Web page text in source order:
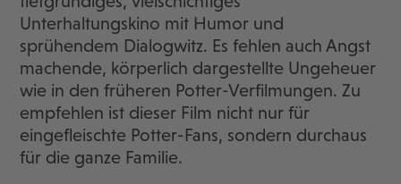
Unterhaltungskino mit Humor und
sprühendem Dialogwitz. Es fehlen auch Angst
machende, körperlich dargestellte Ungeheuer
wie in den früheren Potter-Verfilmungen. Zu
empfehlen ist dieser Film nicht nur für
eingefleischte Potter-Fans, sondern durchaus
für die ganze Familie.